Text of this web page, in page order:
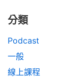
分類
Podcast
一般
線上課程